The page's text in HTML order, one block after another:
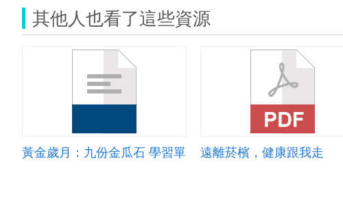
其他人也看了這些資源
黃金歲月：九份金瓜石 學習單 遠離菸檳，健康跟我走